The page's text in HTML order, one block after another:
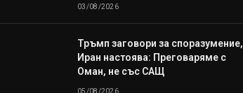
03/08/2026
Тръмп заговори за споразумение,
Иран настоява: Преговаряме с
Оман, не със САЩ
05/08/2026